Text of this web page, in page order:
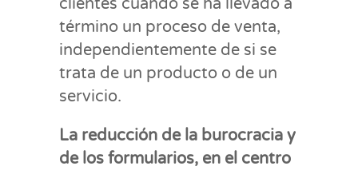
clientes cuando se ha llevado a
término un proceso de venta,
independientemente de si se
trata de un producto o de un
servicio.
La reducción de la burocracia y
de los formularios, en el centro